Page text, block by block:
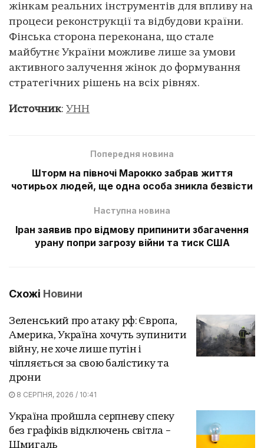
жінкам реальних інструментів для впливу на
процеси реконструкції та відбудови країни.
Фінська сторона переконана, що стале
майбутнє України можливе лише за умови
активного залучення жінок до формування
стратегічних рішень на всіх рівнях.
Источник: УНН
Попередня новина
Шторм на півночі Марокко забрав життя
чотирьох людей, ще одна особа зникла безвісти
Наступна новина
Іран заявив про відмову припинити збагачення
урану попри загрозу війни та тиск США
Схожі Новини
Зеленський про атаку рф: Європа,
Америка, Україна хочуть зупинити
війну, не хоче лише путін і
чіпляється за свою балістику та
дрони
8 СЕРПНЯ, 2026 / 10:41
Україна пройшла серпневу спеку
без графіків відключень світла –
Шмигаль